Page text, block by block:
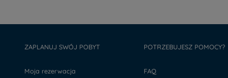
ZAPLANUJ SWÓJ POBYT
Moja rezerwacja
POTRZEBUJESZ POMOCY?
FAQ